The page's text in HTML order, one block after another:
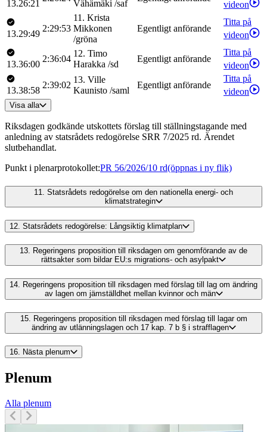
13.26:21
Vähämäki /saf
videon
13.29:49
2:29:53
11 . Krista
Mikkonen
/gröna
Egentligt anförande
Titta på
videon
13.36:00
2:36:04
12. Timo
Harakka /sd
Egentligt anförande
Titta på
videon
13.38:58
2:39:02
13. Ville
Kaunisto /saml
Egentligt anförande
Titta på
videon
Visa alla
Riksdagen godkände utskottets förslag till ställningstagande med
anledning av statsrådets redogörelse SRR 7/2025 rd. Ärendet
slutbehandlat.
Punkt i plenarprotokollet:PR 56/2026/10 rd(öppnas i ny flik)
11.
Statsrådets redogörelse om den nationella energi- och
klimatstrategin
12. Statsrådets redogörelse: Långsiktig klimatplan
13. Regeringens proposition till riksdagen om genomförande av de
rättsakter som bildar EU:s migrations- och asylpakt
14.
Regeringens proposition till riksdagen med förslag till lag om ändring
av lagen om jämställdhet mellan kvinnor och män
15. Regeringens proposition till riksdagen med förslag till lagar om
ändring av utlänningslagen och 17 kap. 7 b § i strafflagen
16. Nästa plenum
Plenum
Alla plenum